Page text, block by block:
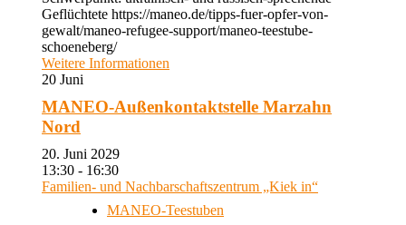
Geflüchtete https://maneo.de/tipps-fuer-opfer-von-
gewalt/maneo-refugee-support/maneo-teestube-
schoeneberg/
Weitere Informationen
20 Juni
MANEO-Außenkontaktstelle Marzahn
Nord
20. Juni 2029
13:30 - 16:30
Familien- und Nachbarschaftszentrum „Kiek in“
MANEO-Teestuben